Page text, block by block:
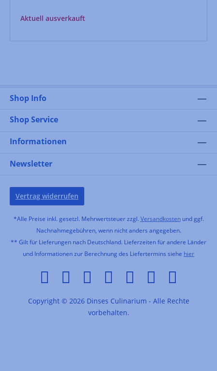
Aktuell ausverkauft
Shop Info
Shop Service
Informationen
Newsletter
Vertrag widerrufen
*Alle Preise inkl. gesetzl. Mehrwertsteuer zzgl. Versandkostenund ggf.
Nachnahmegebühren, wenn nicht anders angegeben.
** Gilt für Lieferungen nach Deutschland. Lieferzeiten für andere Länder
und Informationen zur Berechnung des Liefertermins siehe hier
Copyright © 2026 Dinses Culinarium - Alle Rechte
vorbehalten.